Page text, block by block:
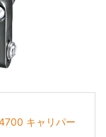
キャリパー